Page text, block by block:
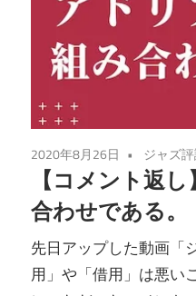
2020年8月26日 ジャズ
【コメント返
合わせである。
先日アップした動画「
用」や「借用」は悪い